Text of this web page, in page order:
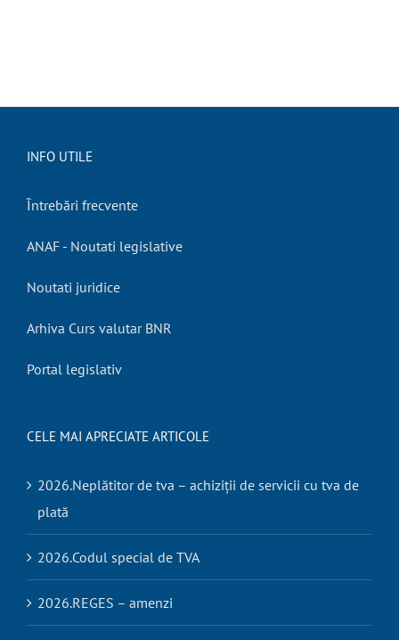
INFO UTILE
Întrebări frecvente
ANAF - Noutati legislative
Noutati juridice
Arhiva Curs valutar BNR
Portal legislativ
CELE MAI APRECIATE ARTICOLE
2026.Neplătitor de tva – achiziții de servicii cu tva de
plată
2026.Codul special de TVA
2026.REGES – amenzi